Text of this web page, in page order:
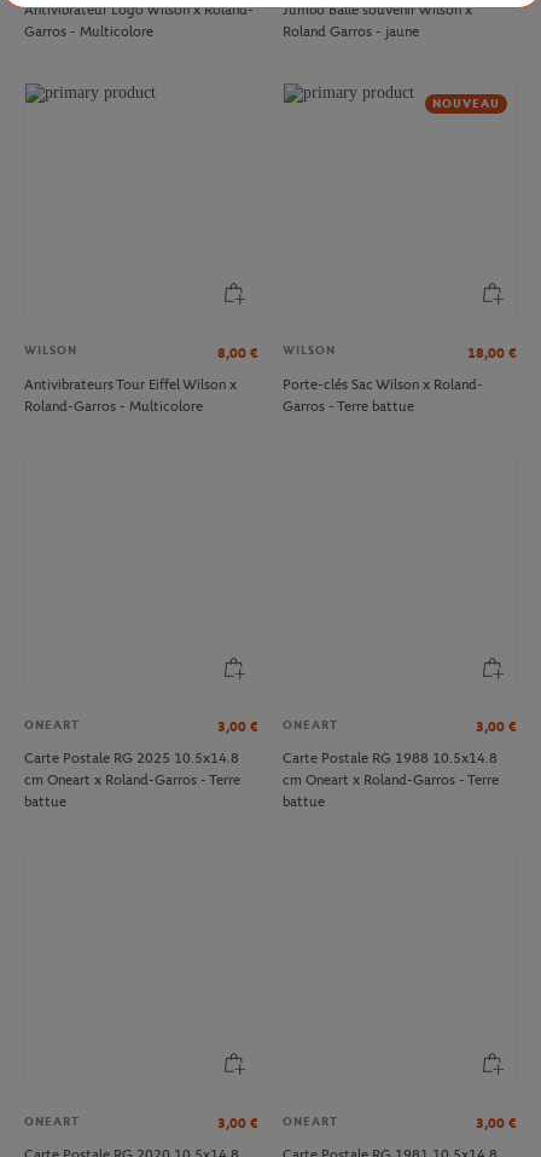
Antivibrateur Logo Wilson x Roland-
Garros - Multicolore
Jumbo Balle souvenir Wilson x
Roland Garros - jaune
WILSON 8,00 €
Antivibrateurs Tour Eiffel Wilson x
Roland-Garros - Multicolore
NOUVEAU
WILSON 18,00 €
Porte-clés Sac Wilson x Roland-
Garros - Terre battue
ONEART 3,00 €
Carte Postale RG 2025 10.5x14.8
cm Oneart x Roland-Garros - Terre
battue
ONEART 3,00 €
Carte Postale RG 1988 10.5x14.8
cm Oneart x Roland-Garros - Terre
battue
ONEART 3,00 €
ONEART 3,00 €